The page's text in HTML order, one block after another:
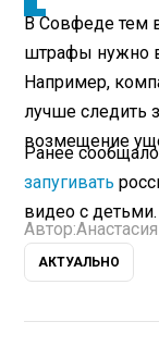
В Совфеде тем
штрафы нужно
Например,
лучше следить
возмещение
Ранее
запугивать
видео с детьми.
Автор:
АКТУАЛЬНО